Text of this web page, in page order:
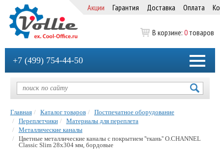
Акции Гарантия Доставка Оплата
В корзине: 0 товаров
+7 (499) 754-44-50
Главная Каталог товаров
Постпечатное оборудование
Переплетчики
Материалы для переплета
Металлические каналы
Цветные металлические каналы с покрытием ''ткань'' O.CHANNEL
Classic Slim 28х304 мм, бордовые